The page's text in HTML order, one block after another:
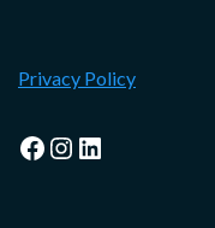
Privacy Policy
Facebook
Instagram
LinkedIn